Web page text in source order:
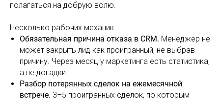
полагаться на добрую волю.
Несколько рабочих механик:
Обязательная причина отказа в CRM. Менеджер не
может закрыть лид как проигранный, не выбрав
причину. Через месяц у маркетинга есть статистика,
а не догадки.
Разбор потерянных сделок на ежемесячной
встрече. 3–5 проигранных сделок, по которым